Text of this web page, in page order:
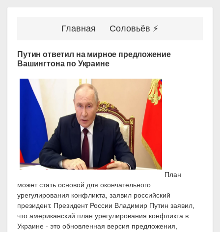
Главная Соловьёв ⚡
Путин ответил на мирное предложение
Вашингтона по Украине
План
может стать основой для окончательного
урегулирования конфликта, заявил российский
президент. Президент России Владимир Путин заявил,
что американский план урегулирования конфликта в
Украине - это обновленная версия предложения,